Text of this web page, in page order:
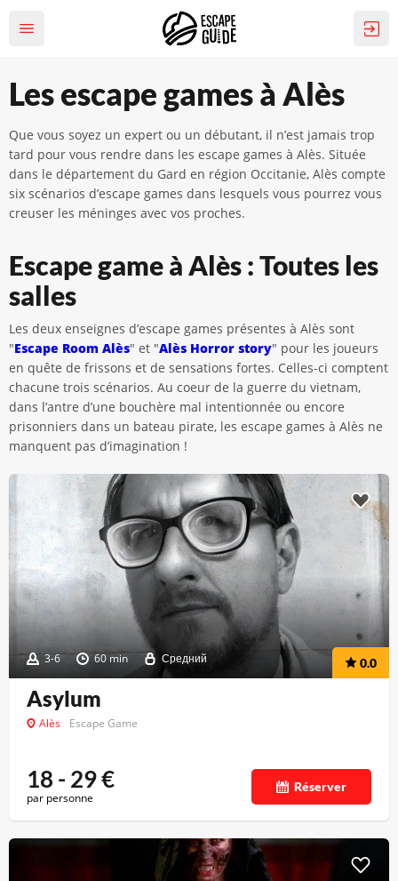
Les escape games à Alès
Que vous soyez un expert ou un débutant, il n’est jamais trop
tard pour vous rendre dans les escape games à Alès. Située
dans le département du Gard en région Occitanie, Alès compte
six scénarios d’escape games dans lesquels vous pourrez vous
creuser les méninges avec vos proches.
Escape game à Alès : Toutes les
salles
Les deux enseignes d’escape games présentes à Alès sont
"Escape Room Alès" et "Alès Horror story" pour les joueurs
en quête de frissons et de sensations fortes. Celles-ci comptent
chacune trois scénarios. Au coeur de la guerre du vietnam,
dans l’antre d’une bouchère mal intentionnée ou encore
prisonniers dans un bateau pirate, les escape games à Alès ne
manquent pas d’imagination !
3-6 60 min Средний 0.0
Asylum
Alès Escape Game
18 - 29€
par personne
Réserver